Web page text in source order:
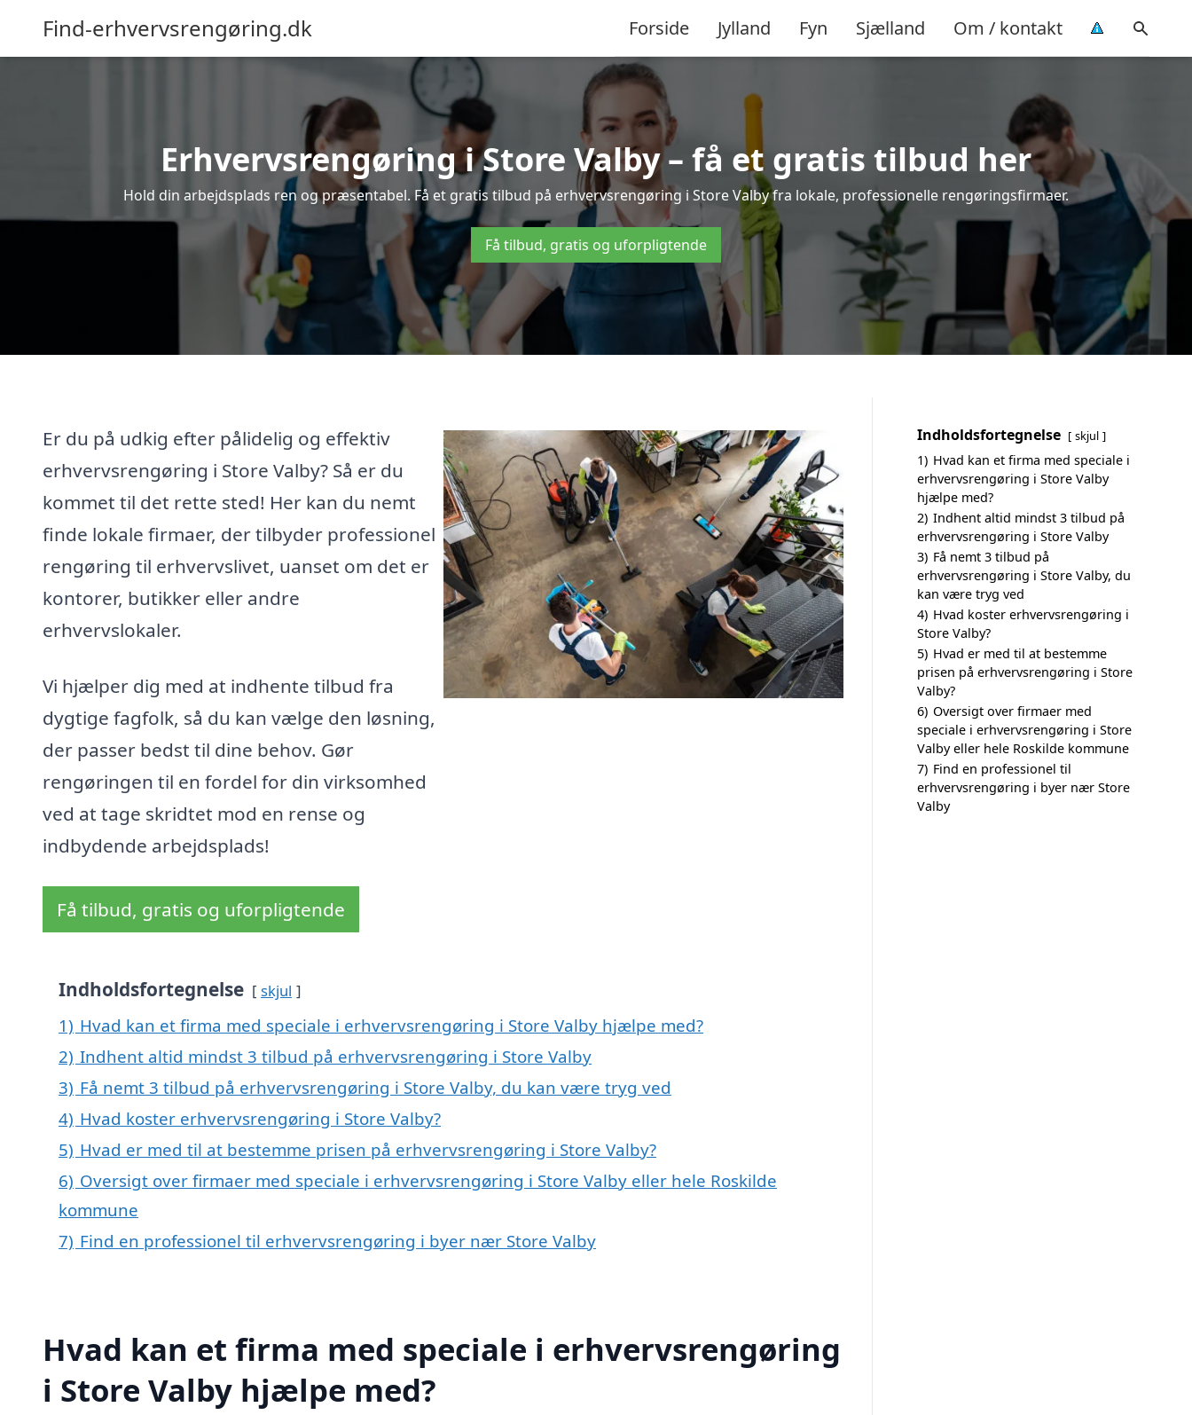
Find-erhvervsrengøring.dk Forside Jylland Fyn Sjælland Om / kontakt
Erhvervsrengøring i Store Valby – få et gratis tilbud her
Hold din arbejdsplads ren og præsentabel. Få et gratis tilbud på erhvervsrengøring i Store Valby fra lokale, professionelle rengøringsfirmaer.
Få tilbud, gratis og uforpligtende
Er du på udkig efter pålidelig og effektiv
erhvervsrengøring i Store Valby? Så er du
kommet til det rette sted! Her kan du nemt
finde lokale firmaer, der tilbyder professionel
rengøring til erhvervslivet, uanset om det er
kontorer, butikker eller andre
erhvervslokaler.
Vi hjælper dig med at indhente tilbud fra
dygtige fagfolk, så du kan vælge den løsning,
der passer bedst til dine behov. Gør
rengøringen til en fordel for din virksomhed
ved at tage skridtet mod en rense og
indbydende arbejdsplads!
Få tilbud, gratis og uforpligtende
Indholdsfortegnelse skjul
1) Hvad kan et firma med speciale i erhvervsrengøring i Store Valby hjælpe med?
2) Indhent altid mindst 3 tilbud på erhvervsrengøring i Store Valby
3) Få nemt 3 tilbud på erhvervsrengøring i Store Valby, du kan være tryg ved
4) Hvad koster erhvervsrengøring i Store Valby?
5) Hvad er med til at bestemme prisen på erhvervsrengøring i Store Valby?
6) Oversigt over firmaer med speciale i erhvervsrengøring i Store Valby eller hele Roskilde
kommune
7) Find en professionel til erhvervsrengøring i byer nær Store Valby
Hvad kan et firma med speciale i erhvervsrengøring
i Store Valby hjælpe med?
Indholdsfortegnelse skjul
1) Hvad kan et firma med speciale i
erhvervsrengøring i Store Valby
hjælpe med?
2) Indhent altid mindst 3 tilbud på
erhvervsrengøring i Store Valby
3) Få nemt 3 tilbud på
erhvervsrengøring i Store Valby, du
kan være tryg ved
4) Hvad koster erhvervsrengøring i
Store Valby?
5) Hvad er med til at bestemme
prisen på erhvervsrengøring i Store
Valby?
6) Oversigt over firmaer med
speciale i erhvervsrengøring i Store
Valby eller hele Roskilde kommune
7) Find en professionel til
erhvervsrengøring i byer nær Store
Valby